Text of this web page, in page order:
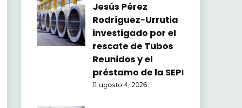
Jesús Pérez
Rodríguez-Urrutia
investigado por el
rescate de Tubos
Reunidos y el
préstamo de la SEPI
agosto 4, 2026